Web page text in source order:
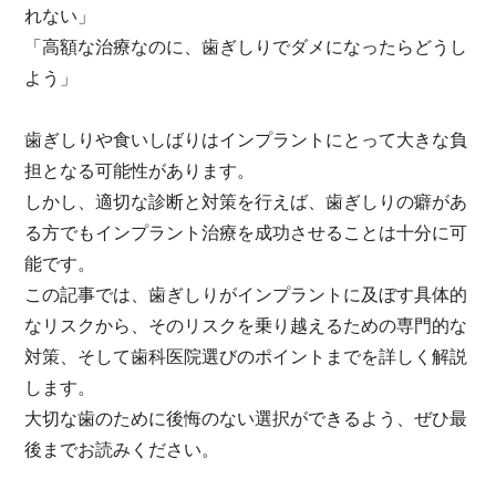
れない」
「高額な治療なのに、歯ぎしりでダメになったらどうし
よう」
歯ぎしりや食いしばりはインプラントにとって大きな負
担となる可能性があります。
しかし、適切な診断と対策を行えば、歯ぎしりの癖があ
る方でもインプラント治療を成功させることは十分に可
能です。
この記事では、歯ぎしりがインプラントに及ぼす具体的
なリスクから、そのリスクを乗り越えるための専門的な
対策、そして歯科医院選びのポイントまでを詳しく解説
します。
大切な歯のために後悔のない選択ができるよう、ぜひ最
後までお読みください。